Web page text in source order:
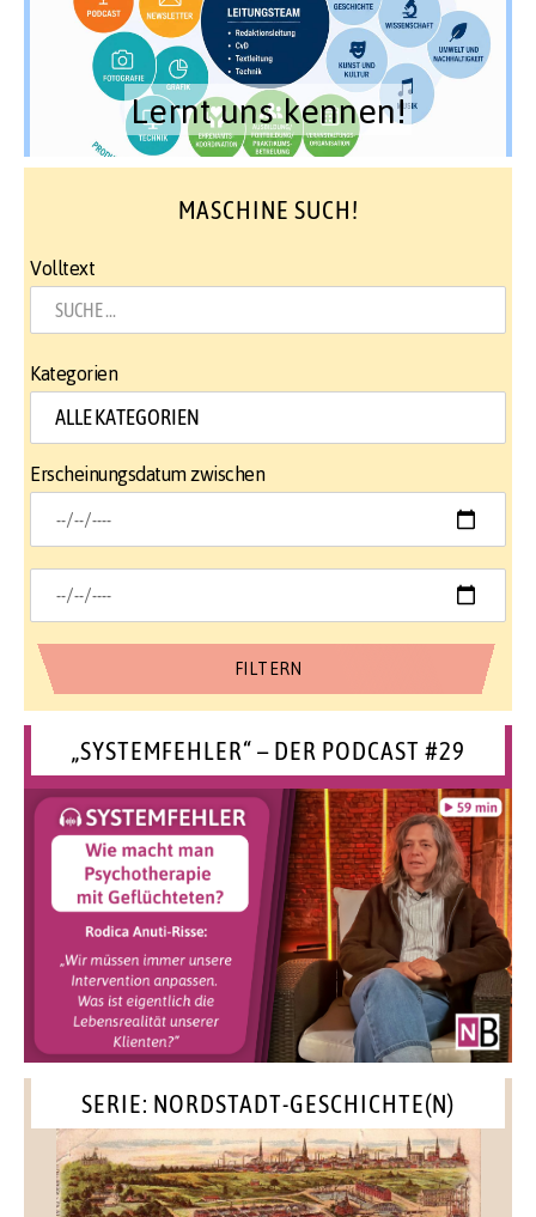
Lernt uns kennen!
MASCHINE SUCH!
Volltext
Kategorien
Erscheinungsdatum zwischen
„SYSTEMFEHLER“ – DER PODCAST #29
SERIE: NORDSTADT-GESCHICHTE(N)